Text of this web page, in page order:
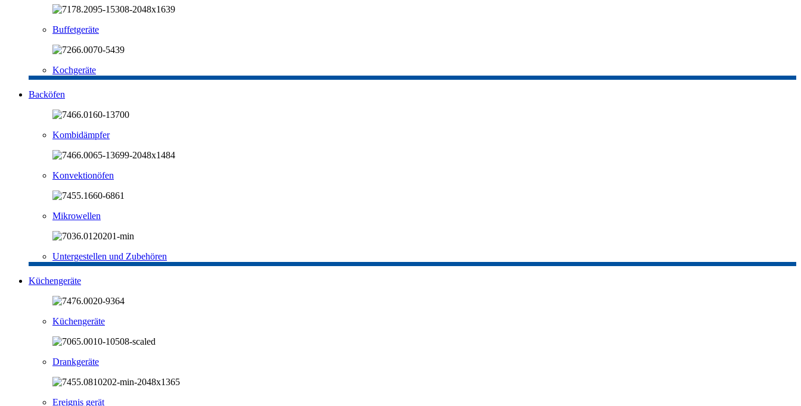
Buffetgeräte
Kochgeräte
Backöfen
Kombidämpfer
Konvektionöfen
Mikrowellen
Untergestellen und Zubehören
Küchengeräte
Küchengeräte
Drankgeräte
Ereignis gerät